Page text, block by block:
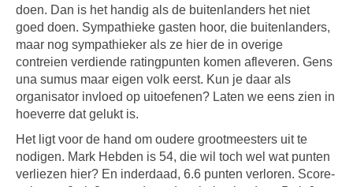
doen. Dan is het handig als de buitenlanders het niet
goed doen. Sympathieke gasten hoor, die buitenlanders,
maar nog sympathieker als ze hier de in overige
contreien verdiende ratingpunten komen afleveren. Gens
una sumus maar eigen volk eerst. Kun je daar als
organisator invloed op uitoefenen? Laten we eens zien in
hoeverre dat gelukt is.
Het ligt voor de hand om oudere grootmeesters uit te
nodigen. Mark Hebden is 54, die wil toch wel wat punten
verliezen hier? En inderdaad, 6.6 punten verloren. Score-